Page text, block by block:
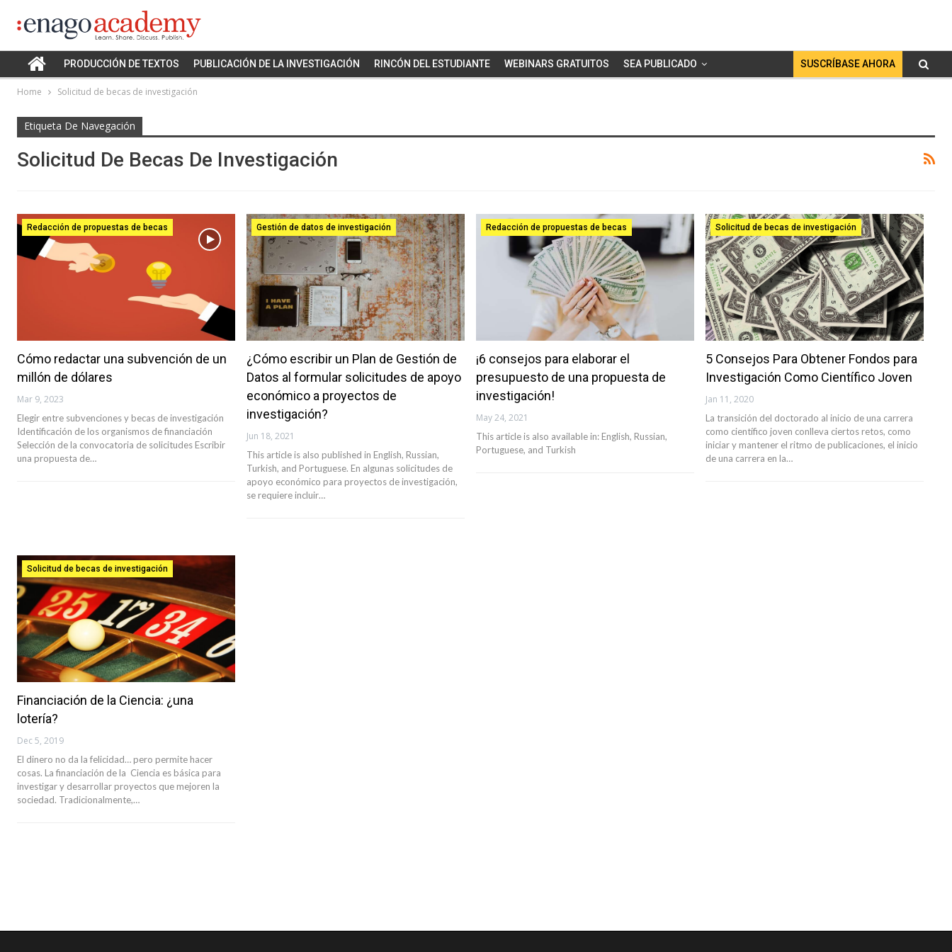
PRODUCCIÓN DE TEXTOS PUBLICACIÓN DE LA INVESTIGACIÓN RINCÓN DEL ESTUDIANTE SUSCRÍBASE AHORA
WEBINARS GRATUITOS SEA PUBLICADO
Home Solicitud de becas de investigación
Etiqueta De Navegación
Solicitud De Becas De Investigación
Redacción de propuestas de becas
Cómo redactar una subvención de un
millón de dólares
Mar 9, 2023
Elegir entre subvenciones y becas de investigación
Identificación de los organismos de financiación
Selección de la convocatoria de solicitudes Escribir
una propuesta de…
Gestión de datos de investigación
¿Cómo escribir un Plan de Gestión de
Datos al formular solicitudes de apoyo
económico a proyectos de
investigación?
Jun 18, 2021
This article is also published in English, Russian,
Turkish, and Portuguese. En algunas solicitudes de
apoyo económico para proyectos de investigación,
se requiere incluir…
Redacción de propuestas de becas
¡6 consejos para elaborar el
presupuesto de una propuesta de
investigación!
May 24, 2021
This article is also available in: English, Russian,
Portuguese, and Turkish
Solicitud de becas de investigación
5 Consejos Para Obtener Fondos para
Investigación Como Científico Joven
Jan 11, 2020
La transición del doctorado al inicio de una carrera
como científico joven conlleva ciertos retos, como
iniciar y mantener el ritmo de publicaciones, el inicio
de una carrera en la…
Solicitud de becas de investigación
Financiación de la Ciencia: ¿una
lotería?
Dec 5, 2019
El dinero no da la felicidad… pero permite hacer
cosas. La financiación de la Ciencia es básica para
investigar y desarrollar proyectos que mejoren la
sociedad. Tradicionalmente,…